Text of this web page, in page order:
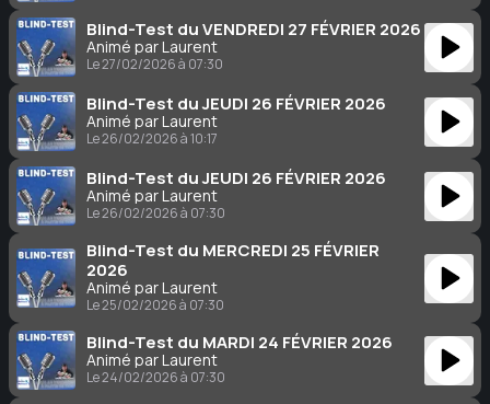
Blind-Test du VENDREDI 27 FÉVRIER 2026
Animé par Laurent
Le 27/02/2026 à 07:30
Blind-Test du JEUDI 26 FÉVRIER 2026
Animé par Laurent
Le 26/02/2026 à 10:17
Blind-Test du JEUDI 26 FÉVRIER 2026
Animé par Laurent
Le 26/02/2026 à 07:30
Blind-Test du MERCREDI 25 FÉVRIER
2026
Animé par Laurent
Le 25/02/2026 à 07:30
Blind-Test du MARDI 24 FÉVRIER 2026
Animé par Laurent
Le 24/02/2026 à 07:30